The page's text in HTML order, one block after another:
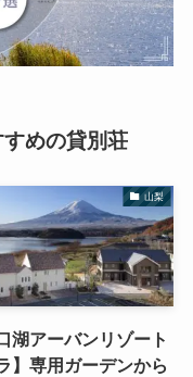
めの貸別荘
山梨
湖アーバンリゾート
】専用ガーデンから